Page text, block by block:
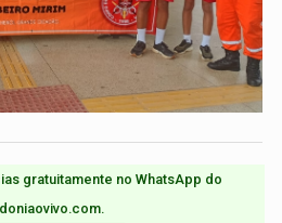
gratuitamente no WhatsApp do